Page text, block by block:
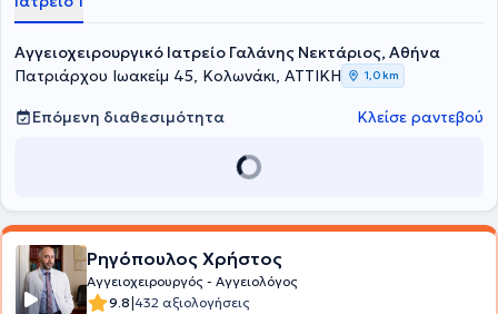
όσο και στις κλασσικές χειορυργικές επεμβάσεις αγγειακής
αποκατάστασης.
Αγγειοχειρουργικό Ιατρείο Γαλάνης Νεκτάριος, Αθήνα
Πατριάρχου Ιωακείμ 45, Κολωνάκι, ΑΤΤΙΚΗ
1,0 km
Επόμενη διαθεσιμότητα Κλείσε ραντεβού
Ρηγόπουλος Χρήστος
Αγγειοχειρουργός - Αγγειολόγος
9.8|432 αξιολογήσεις